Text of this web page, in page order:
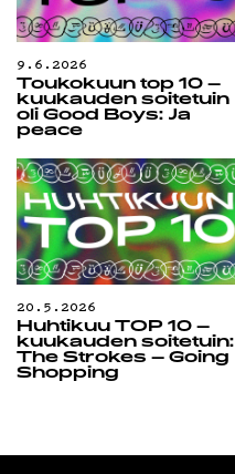
9.6.2026
Toukokuun top 10 –
kuukauden soitetuin
oli Good Boys: Ja
peace
20.5.2026
Huhtikuu TOP 10 –
kuukauden soitetuin:
The Strokes – Going
Shopping